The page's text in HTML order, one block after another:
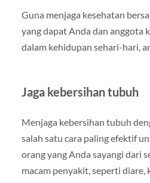
Guna menjaga kesehatan
yang dapat Anda dan anggota
dalam kehidupan sehari-hari,
Jaga kebersihan tubuh
Menjaga kebersihan tubuh
salah satu cara paling efektif
orang yang Anda sayangi dari
macam penyakit, seperti diare,